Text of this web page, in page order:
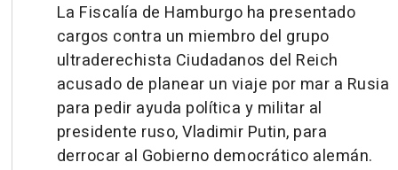
La Fiscalía de Hamburgo ha presentado
cargos contra un miembro del grupo
ultraderechista Ciudadanos del Reich
acusado de planear un viaje por mar a Rusia
para pedir ayuda política y militar al
presidente ruso, Vladimir Putin, para
derrocar al Gobierno democrático alemán.